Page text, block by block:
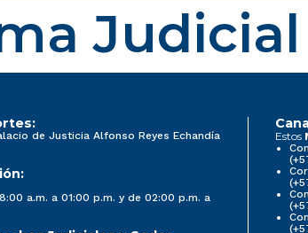
Judicial
de Justicia Alfonso Reyes Echandía
a.m. a 01:00 p.m. y de 02:00 p.m. a
Estos